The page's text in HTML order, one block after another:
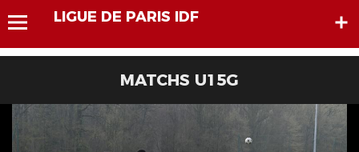
LIGUE DE PARIS IDF
MATCHS U15G